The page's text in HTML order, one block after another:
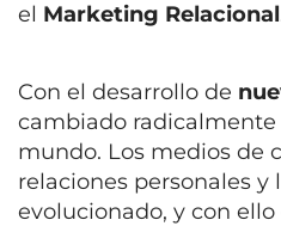
el Marketing Relacional
Con el desarrollo de
cambiado
mundo. Los medios de
relaciones personales y
evolucionado, y con